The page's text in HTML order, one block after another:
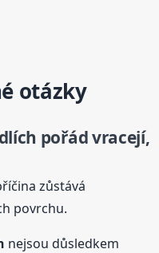
otázky
pořád vracejí,
zůstává
povrchu.
nejsou důsledkem